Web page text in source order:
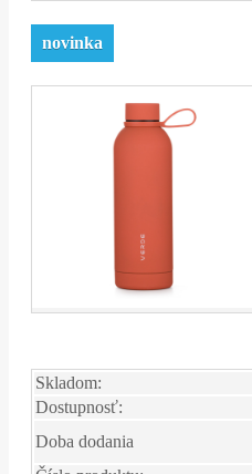
novinka
Skladom:
Dostupnosť:
Doba dodania